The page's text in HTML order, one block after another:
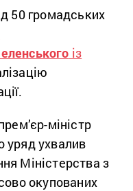
50 громадських
із
міністр
уряд ухвалив
Міністерства з
окупованих